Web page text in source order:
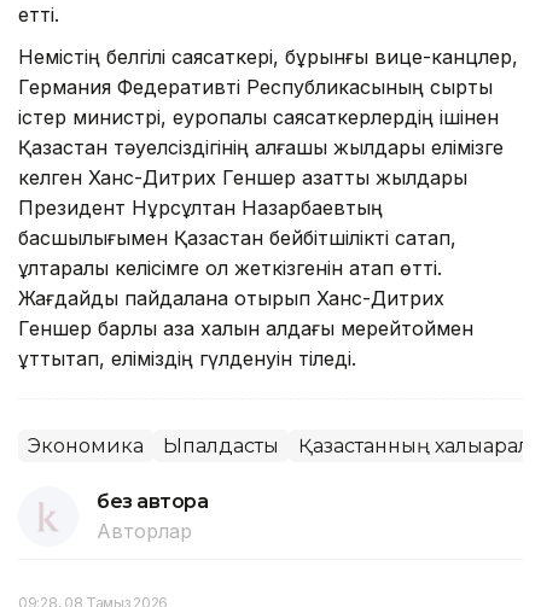
етті.
Немістің белгілі саясаткері, бұрынғы вице-канцлер,
Германия Федеративті Республикасының сыртқы
істер министрі, еуропалық саясаткерлердің ішінен
Қазақстан тәуелсіздігінің алғашқы жылдары елімізге
келген Ханс-Дитрих Геншер азаттық жылдары
Президент Нұрсұлтан Назарбаевтың
басшылығымен Қазақстан бейбітшілікті сақтап,
ұлтаралық келісімге қол жеткізгенін атап өтті.
Жағдайды пайдалана отырып Ханс-Дитрих
Геншер барлық қазақ халқын алдағы мерейтоймен
құттықтап, еліміздің гүлденуін тіледі.
Экономика Ықпалдастық Қазақстанның
без автора
Авторлар
09:28, 08 Тамыз 2026